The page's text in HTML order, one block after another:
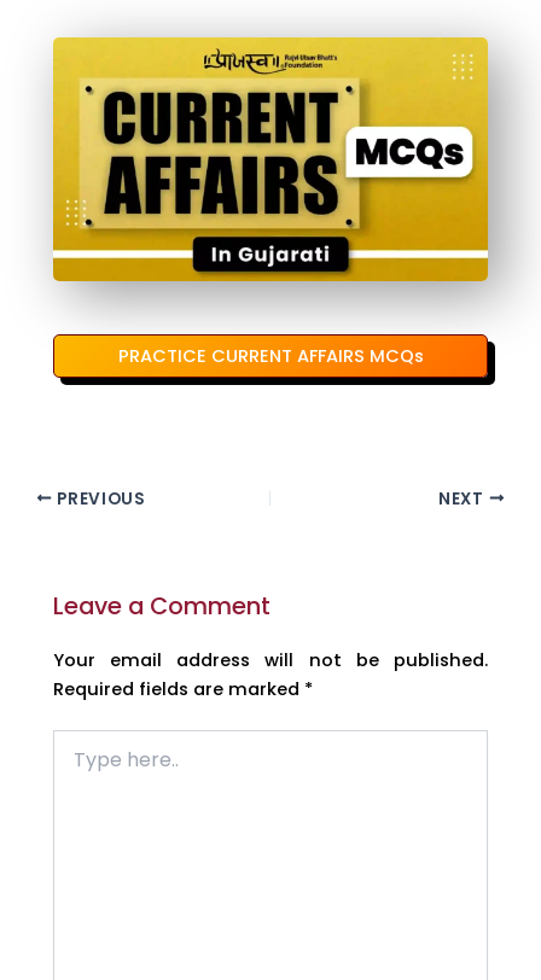
PRACTICE CURRENT AFFAIRS MCQs
PREVIOUS NEXT
Leave a Comment
Your email address will not be published.
Required fields are marked *
here..